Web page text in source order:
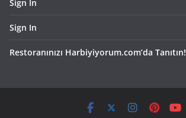
Sign In
Sign In
Restoranınızı Harbiyiyorum.com’da Tanıtın!